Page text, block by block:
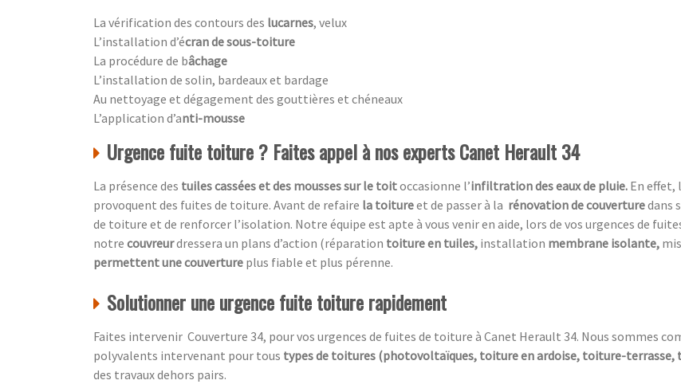
La vérification des contours des lucarnes, velux
L’installation d’écran de sous-toiture
La procédure de bâchage
L’installation de solin, bardeaux et bardage
Au nettoyage et dégagement des gouttières et chéneaux
L’application d’anti-mousse
Urgence fuite toiture ? Faites appel à nos experts Canet Herault 34
La présence des tuiles cassées et des mousses sur le toitoccasionne l’infiltration des eaux de pluie. En effet,
provoquent des fuites de toiture. Avant de refaire la toitureet de passer à la rénovation de couverturedans
de toiture et de renforcer l’isolation. Notre équipe est apte à vous venir en aide, lors de vos urgences de
notre couvreurdressera un plans d’action (réparation toiture en tuiles, installation membrane isolante,
permettent une couverture plus fiable et plus pérenne.
Solutionner une urgence fuite toiture rapidement
Faites intervenir Couverture 34, pour vos urgences de fuites de toiture à Canet Herault 34. Nous sommes
polyvalents intervenant pour tous types de toitures (photovoltaïques, toiture en ardoise, toiture-terrasse,
des travaux dehors pairs.